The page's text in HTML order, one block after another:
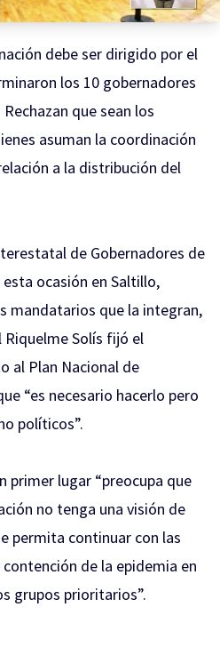
debe ser dirigido por el
los 10 gobernadores
que sean los
asuman la coordinación
a la distribución del
de Gobernadores de
ocasión en Saltillo,
mandatarios que la integran,
Solís fijó el
al Plan Nacional de
“es necesario hacerlo pero
políticos”.
primer lugar “preocupa que
no tenga una visión de
permita continuar con las
de la epidemia en
grupos prioritarios”.